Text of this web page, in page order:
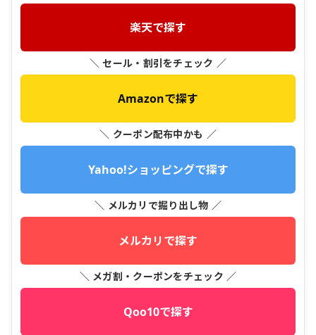
楽天で探す
＼ セール・割引をチェック ／
Amazonで探す
＼ クーポン配布中かも ／
Yahoo!ショッピングで探す
＼ メルカリで掘り出し物 ／
メルカリで探す
＼ メガ割・クーポンをチェック ／
Qoo10で探す